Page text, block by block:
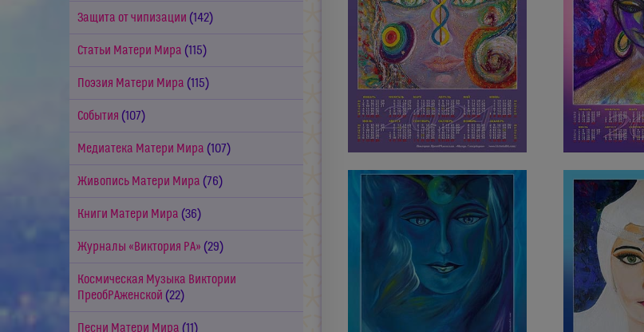
Защита от чипизации (142)
Статьи Матери Мира (115)
Поэзия Матери Мира (115)
События (107)
Медиатека Матери Мира (107)
Живопись Матери Мира (76)
Книги Матери Мира (36)
Журналы «Виктория РА» (29)
Космическая Музыка Виктории
ПреобРАженской (22)
Песни Матери Мира (11)